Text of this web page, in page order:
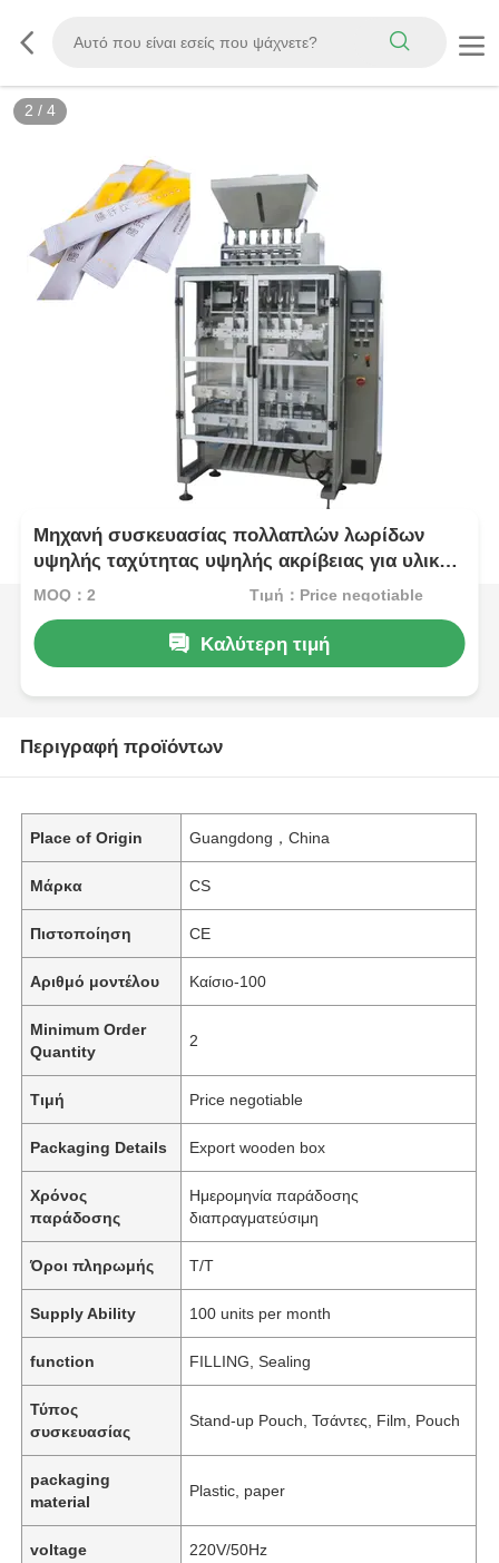
2 / 4
Μηχανή συσκευασίας πολλαπλών λωρίδων
υψηλής ταχύτητας υψηλής ακρίβειας για υλικά
σκόνης
MOQ：2 Τιμή：Price negotiable
Καλύτερη τιμή
Περιγραφή προϊόντων
Place of Origin Guangdong，China
Μάρκα CS
Πιστοποίηση CE
Αριθμό μοντέλου Καίσιο-100
Minimum Order
Quantity
2
Τιμή Price negotiable
Packaging Details Export wooden box
Χρόνος
παράδοσης
Ημερομηνία παράδοσης
διαπραγματεύσιμη
Όροι πληρωμής Τ/Τ
Supply Ability 100 units per month
function FILLING, Sealing
Τύπος
συσκευασίας
Stand-up Pouch, Τσάντες, Film, Pouch
packaging
material
Plastic, paper
voltage 220V/50Hz